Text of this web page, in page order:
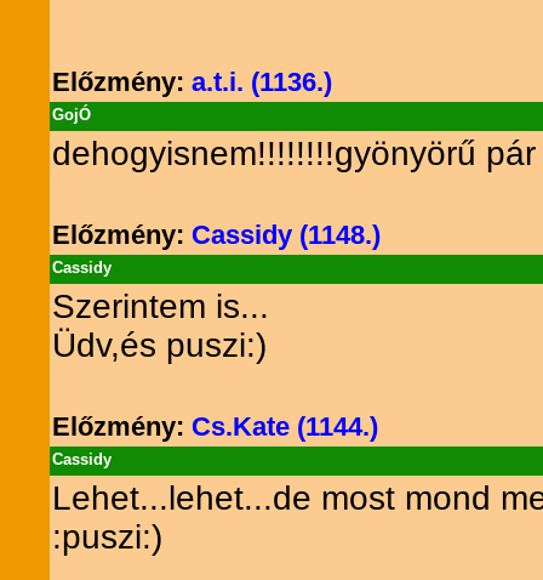
Előzmény:a.t.i. (1136.)
GojÓ
dehogyisnem!!!!!!!!gyönyörű
Előzmény: Cassidy (1148.)
Cassidy
Szerintem is...
Üdv,és puszi:)
Előzmény: Cs.Kate (1144.)
Cassidy
Lehet...lehet...de most mond
:puszi:)